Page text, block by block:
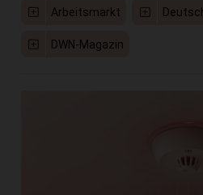
Arbeitsmarkt
DWN-Magazin